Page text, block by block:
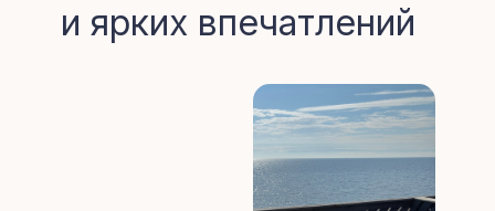
и ярких впечатлений